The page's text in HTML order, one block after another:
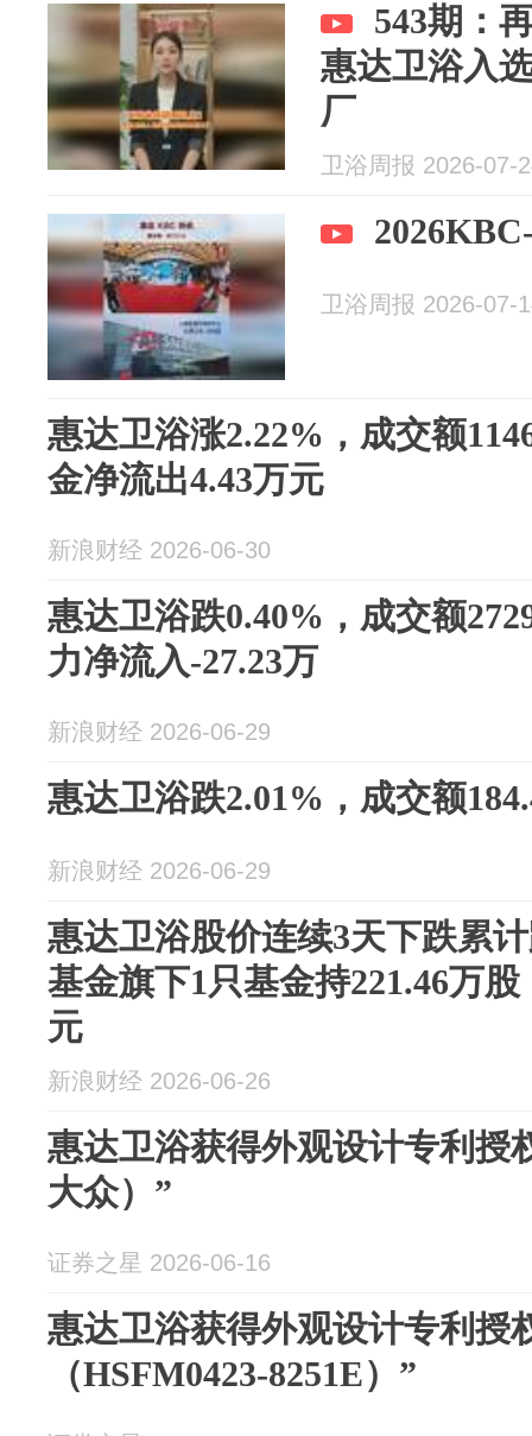
543期：
惠达卫浴入
厂
卫浴周报 2026-07-
卫浴周报 2026-07-
惠达卫浴涨2.22%，成交额
金净流出4.43万元
新浪财经 2026-06-30
惠达卫浴跌0.40%，成交额
力净流入-27.23万
新浪财经 2026-06-29
惠达卫浴跌2.01%，成交额
新浪财经 2026-06-29
惠达卫浴股价连续3天下跌累
基金旗下1只基金持221.46万
元
新浪财经 2026-06-26
惠达卫浴获得外观设计专利授
大众）”
证券之星 2026-06-16
惠达卫浴获得外观设计专利授
（HSFM0423-8251E）”